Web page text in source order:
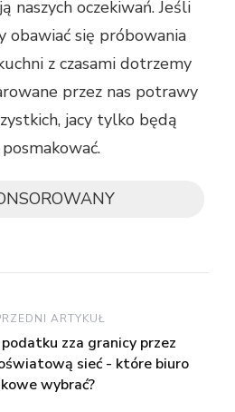
naszych oczekiwań. Jeśli
obawiać się próbowania
z czasami dotrzemy
przez nas potrawy
jacy tylko będą
ARTYKUŁ
zza granicy przez
sieć - które biuro
wybrać?